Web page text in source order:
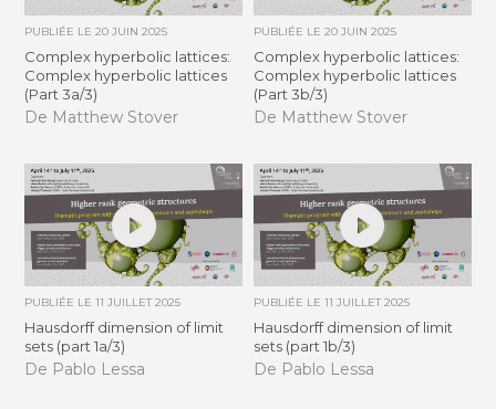
PUBLIÉE LE20 JUIN 2025
Complex hyperbolic lattices:
Complex hyperbolic lattices
(Part 3a/3)
De Matthew Stover
PUBLIÉE LE 20 JUIN 2025
Complex hyperbolic lattices:
Complex hyperbolic lattices
(Part 3b/3)
De Matthew Stover
PUBLIÉE LE11 JUILLET 2025
Hausdorff dimension of limit
sets (part 1a/3)
De Pablo Lessa
PUBLIÉE LE 11 JUILLET 2025
Hausdorff dimension of limit
sets (part 1b/3)
De Pablo Lessa